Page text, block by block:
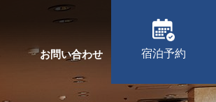
お問い合わせ 宿泊予約